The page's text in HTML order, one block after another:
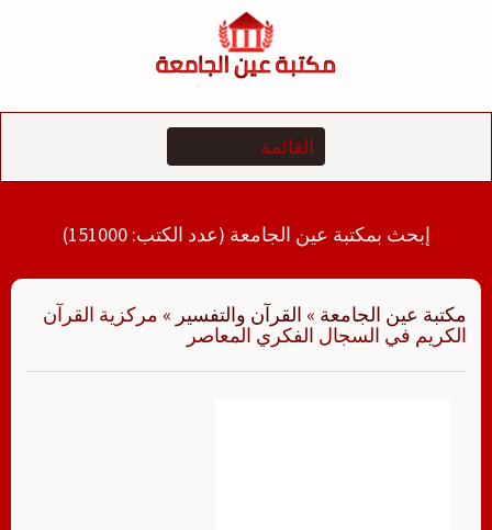
إبحث بمكتبة عين الجامعة (عدد الكتب: 151000)
مكتبة عين الجامعة » القرآن والتفسير » مركزية القرآن
الكريم في السجال الفكري المعاصر